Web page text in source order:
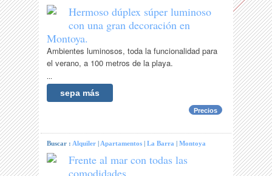
Hermoso dúplex súper luminoso
con una gran decoración en
Montoya.
Ambientes luminosos, toda la funcionalidad para
el verano, a 100 metros de la playa.
...
sepa más
Precios
Buscar : Alquiler | Apartamentos |La Barra |Montoya
Frente al mar con todas las
comodidades